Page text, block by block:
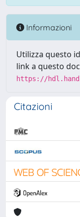
Informazioni
Utilizza questo
link a questo
https://
Citazioni